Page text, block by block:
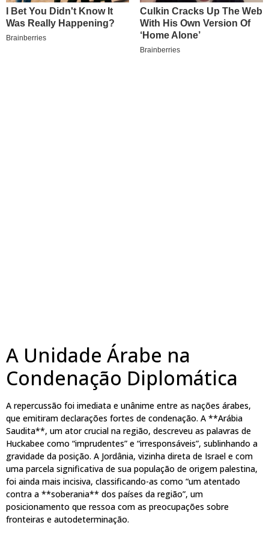
A Unidade Árabe na
Condenação Diplomática
A repercussão foi imediata e unânime entre as nações árabes,
que emitiram declarações fortes de condenação. A **Arábia
Saudita**, um ator crucial na região, descreveu as palavras de
Huckabee como “imprudentes” e “irresponsáveis”, sublinhando a
gravidade da posição. A Jordânia, vizinha direta de Israel e com
uma parcela significativa de sua população de origem palestina,
foi ainda mais incisiva, classificando-as como “um atentado
contra a **soberania** dos países da região”, um
posicionamento que ressoa com as preocupações sobre
fronteiras e autodeterminação.